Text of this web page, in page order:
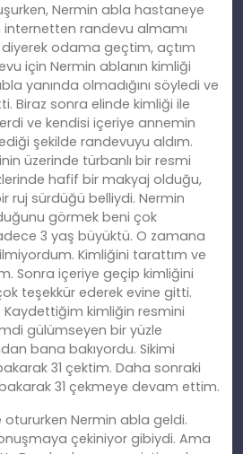
Nermin abla hastaneye
randevu almamı
diyerek odama geçtim, açtım
için Nermin ablanın kimliği
yanında olmadığını söyledi ve
Biraz sonra elinde kimliği ile
ve kendisi içeriye annemin
şekilde randevuyu aldım.
üzerinde türbanlı bir resmi
hafif bir makyaj olduğu,
ruj sürdüğü belliydi. Nermin
görmek beni çok
3 yaş büyüktü. O zamana
Kimliğini tarattım ve
Sonra içeriye geçip kimliğini
teşekkür ederek evine gitti.
kimliğin resmini
gülümseyen bir yüzle
bana bakıyordu. Sikimi
31 çektim. Daha sonraki
31 çekmeye devam ettim.
Nermin abla geldi.
maya çekiniyor gibiydi. Ama